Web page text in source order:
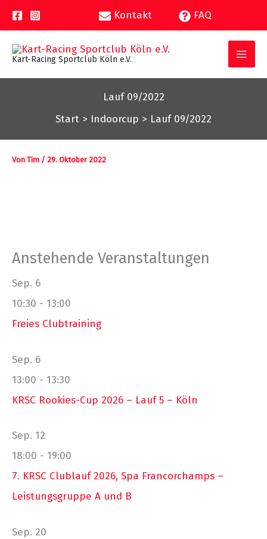
Inhalt
Kontakt FAQ
Kart-Racing Sportclub Köln e.V.
Lauf 09/2022
Start
Indoorcup Lauf 09/2022
Von Tim / 29. Oktober 2022
Anstehende Veranstaltungen
Sep. 6
10:30 - 13:00
Freies Clubtraining
Sep. 6
13:00 - 13:30
KRSC Rookies-Cup 2026 – Lauf 5 – Köln
Sep. 12
18:00 - 19:00
7. KRSC Clublauf 2026, Spa Francorchamps –
Leistungsgruppe A und B
Sep. 20